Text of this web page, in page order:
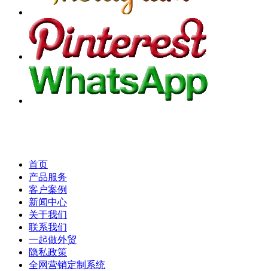
首页
产品服务
客户案例
新闻中心
关于我们
联系我们
一起做外贸
隐私政策
全网营销定制系统